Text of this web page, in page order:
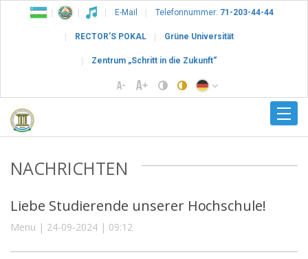
E-Mail Telefonnummer: 71-203-44-44
RECTOR’S POKAL Grüne Universität
Zentrum „Schritt in die Zukunft“
NACHRICHTEN
Liebe Studierende unserer Hochschule!
Menu | 24-09-2024 | 09:12